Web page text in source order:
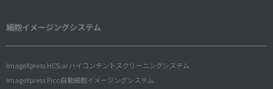
細胞イメージングシステム
ImageXpress HCS.ai ハイコンテントスクリーニングシステム
ImageXpress Pico自動細胞イメージングシステム